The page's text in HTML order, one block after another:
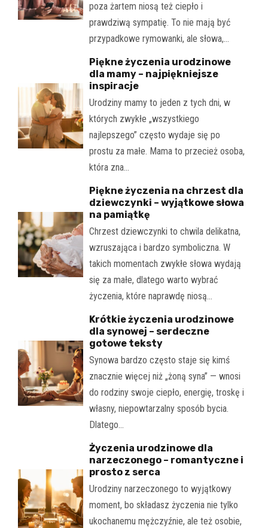
poza żartem niosą też ciepło i
prawdziwą sympatię. To nie mają być
przypadkowe rymowanki, ale słowa,…
Piękne życzenia urodzinowe
dla mamy – najpiękniejsze
inspiracje
Urodziny mamy to jeden z tych dni, w
których zwykłe „wszystkiego
najlepszego” często wydaje się po
prostu za małe. Mama to przecież osoba,
która zna…
Piękne życzenia na chrzest dla
dziewczynki – wyjątkowe słowa
na pamiątkę
Chrzest dziewczynki to chwila delikatna,
wzruszająca i bardzo symboliczna. W
takich momentach zwykłe słowa wydają
się za małe, dlatego warto wybrać
życzenia, które naprawdę niosą…
Krótkie życzenia urodzinowe
dla synowej – serdeczne
gotowe teksty
Synowa bardzo często staje się kimś
znacznie więcej niż „żoną syna” — wnosi
do rodziny swoje ciepło, energię, troskę i
własny, niepowtarzalny sposób bycia.
Dlatego…
Życzenia urodzinowe dla
narzeczonego – romantyczne i
prosto z serca
Urodziny narzeczonego to wyjątkowy
moment, bo składasz życzenia nie tylko
ukochanemu mężczyźnie, ale też osobie,